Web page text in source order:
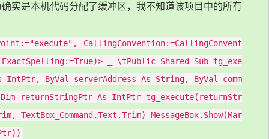
实是本机代码分配了缓冲区，我不知道该项目中的所有
CallingConvention:=CallingConvent
_ \tPublic Shared Sub tg_exe
ByVal serverAddress As String, ByVal comm
Dim returnStringPtr As IntPtr tg_execute(returnStr
TextBox_Command.Text.Trim) MessageBox.Show(Mar